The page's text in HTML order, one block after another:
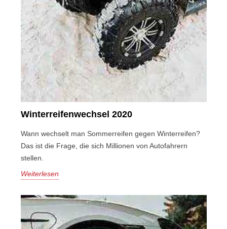
Winterreifenwechsel 2020
Wann wechselt man Sommerreifen gegen Winterreifen?
Das ist die Frage, die sich Millionen von Autofahrern
stellen.
Weiterlesen